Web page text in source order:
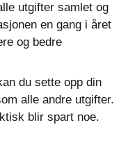
utgifter samlet og
en gang i året
og bedre
du sette opp din
alle andre utgifter.
blir spart noe.